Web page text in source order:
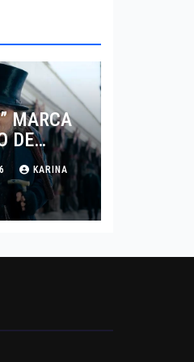
MARCA
DE
A
TRAS SU
CINE
KARINA